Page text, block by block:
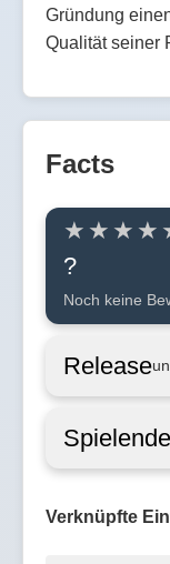
Gründung
Qualität seiner
Facts
?
Noch keine
Release
Spielende
Verknüpfte